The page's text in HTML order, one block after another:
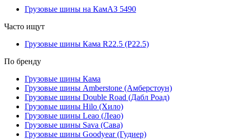
Грузовые шины на КамАЗ 5490
Часто ищут
Грузовые шины Кама R22.5 (Р22.5)
По бренду
Грузовые шины Кама
Грузовые шины Amberstone (Амберстоун)
Грузовые шины Double Road (Дабл Роад)
Грузовые шины Hilo (Хило)
Грузовые шины Leao (Леао)
Грузовые шины Sava (Сава)
Грузовые шины Goodyear (Гудиер)